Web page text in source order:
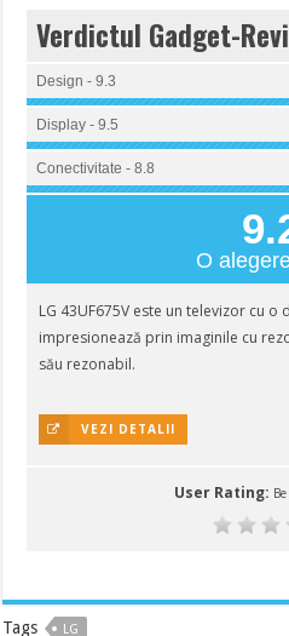
Verdictul Gadget-
Design - 9.3
Display - 9.5
Conectivitate - 8.8
O
LG 43UF675V este un televizor cu o
impresionează prin imaginile cu
său rezonabil.
VEZI DETALII
User Rating:
Tags LG